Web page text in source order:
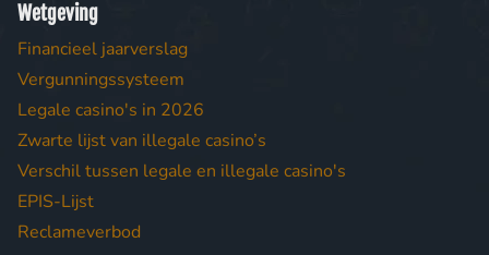
Wetgeving
Financieel jaarverslag
Vergunningssysteem
Legale casino's in 2026
Zwarte lijst van illegale casino’s
Verschil tussen legale en illegale casino's
EPIS-Lijst
Reclameverbod